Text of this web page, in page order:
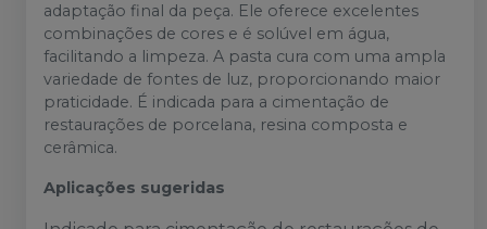
adaptação final da peça. Ele oferece excelentes
combinações de cores e é solúvel em água,
facilitando a limpeza. A pasta cura com uma ampla
variedade de fontes de luz, proporcionando maior
praticidade. É indicada para a cimentação de
restaurações de porcelana, resina composta e
cerâmica.
Aplicações sugeridas